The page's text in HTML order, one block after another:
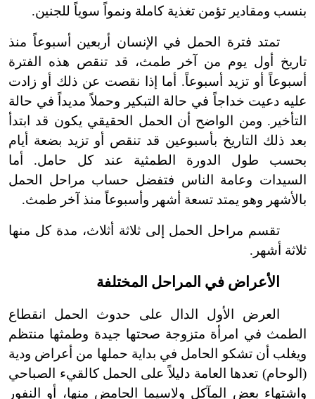
بنسب ومقادير تؤمن تغذية كاملة ونمواً سوياً للجنين.
تمتد فترة الحمل في الإنسان أربعين أسبوعاً منذ
تاريخ أول يوم من آخر طمث، قد تنقص هذه الفترة
أسبوعاً أو تزيد أسبوعاً. أما إذا نقصت عن ذلك أو زادت
عليه دعيت خداجاً في حالة التبكير وحملاً مديداً في حالة
التأخير. ومن الواضح أن الحمل الحقيقي يكون قد ابتدأ
بعد ذلك التاريخ بأسبوعين قد تنقص أو تزيد بضعة أيام
بحسب طول الدورة الطمثية عند كل حامل. أما
السيدات وعامة الناس فتفضل حساب مراحل الحمل
بالأشهر وهو يمتد تسعة أشهر وأسبوعاً منذ آخر طمث.
تقسم مراحل الحمل إلى ثلاثة أثلاث، مدة كل منها
ثلاثة أشهر.
الأعراض في المراحل المختلفة
العرض الأول الدال على حدوث الحمل انقطاع
الطمث في امرأة متزوجة صحتها جيدة وطمثها منتظم
ويغلب أن تشكو الحامل في بداية حملها من أعراض ودية
(الوحام) تعدها العامة دليلاً على الحمل كالقيء الصباحي
واشتهاء بعض المآكل ولاسيما الحامض منها، أو النفور